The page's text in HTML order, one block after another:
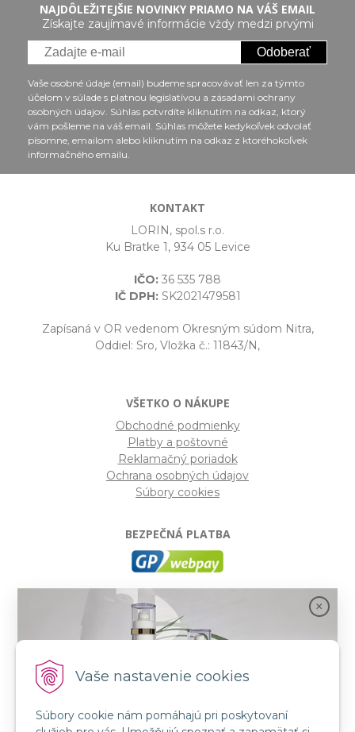
Vaše nastavenie cookies
Súbory cookie nám pomáhajú pri poskytovaní
NAJDÔLEŽITEJŠIE NOVINKY PRIAMO NA VÁŠ EMAIL
Získajte zaujímavé informácie vždy medzi prvými
Odoberať
Vaše osobné údaje (email) budeme spracovávať len za týmto
účelom v súlade s platnou legislatívou a zásadami ochrany
osobných údajov. Súhlas potvrdíte kliknutím na odkaz, ktorý
vám pošleme na váš email. Súhlas môžete kedykoľvek odvolať
písomne, emailom alebo kliknutím na odkaz z ktoréhokoľvek
informačného emailu.
KONTAKT
LORIN, spol.s r.o.
Ku Bratke 1, 934 05 Levice
IČO: 36 535 788
IČ DPH:SK2021479581
Zapísaná v OR vedenom Okresným súdom Nitra,
Oddiel: Sro, Vložka č.: 11843/N,
VŠETKO O NÁKUPE
Obchodné podmienky
Platby a poštovné
Reklamačný poriadok
Ochrana osobných údajov
Súbory cookies
BEZPEČNÁ PLATBA
- Moderný a bezpečný systém pre platby
kartou na internete. Je jedným z najpoužívanejších
platobných brán na slovenských e-shopoch. Spĺňa
SLEDUJTE NÁS